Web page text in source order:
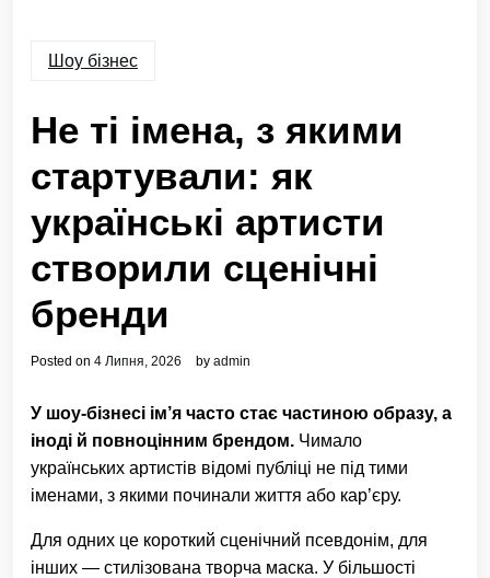
Шоу бізнес
Не ті імена, з якими
стартували: як
українські артисти
створили сценічні
бренди
Posted on 4 Липня, 2026 by admin
У шоу-бізнесі ім’я часто стає частиною образу, а
іноді й повноцінним брендом. Чимало
українських артистів відомі публіці не під тими
іменами, з якими починали життя або кар’єру.
Для одних це короткий сценічний псевдонім, для
інших — стилізована творча маска. У більшості